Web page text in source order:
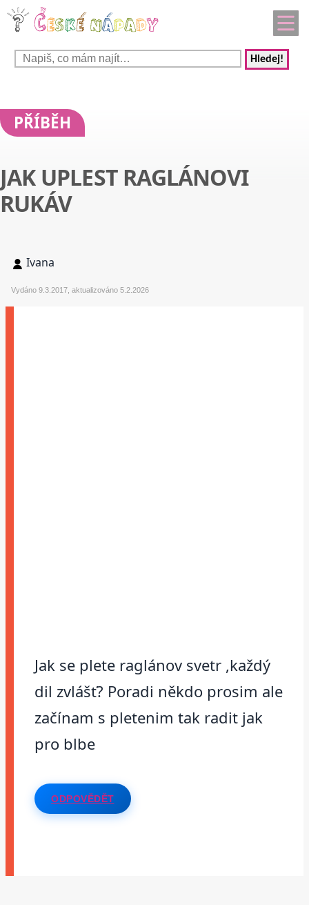
Hledej!
PŘÍBĚH
JAK UPLEST RAGLÁNOVI
RUKÁV
Ivana
Vydáno 9.3.2017, aktualizováno 5.2.2026
Jak se plete raglánov svetr ,každý
dil zvlášť? Poradi někdo prosim ale
začínam s pletenim tak radit jak
pro blbe
ODPOVĚDĚT